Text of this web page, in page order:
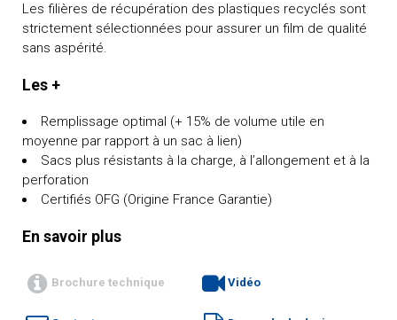
Les filières de récupération des plastiques recyclés sont
strictement sélectionnées pour assurer un film de qualité
sans aspérité.
Les +
Remplissage optimal (+ 15% de volume utile en
moyenne par rapport à un sac à lien)
Sacs plus résistants à la charge, à l’allongement et à la
perforation
Certifiés OFG (Origine France Garantie)
En savoir plus
Brochure technique Vidéo